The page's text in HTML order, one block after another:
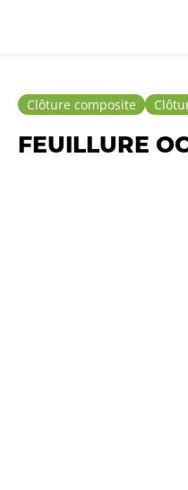
Clôture composite
FEUILLURE